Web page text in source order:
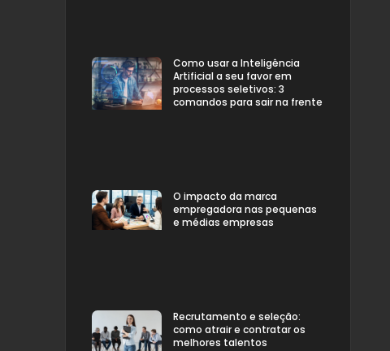
Como usar a Inteligência
Artificial a seu favor em
processos seletivos: 3
comandos para sair na frente
O impacto da marca
empregadora nas pequenas
e médias empresas
Recrutamento e seleção:
como atrair e contratar os
melhores talentos